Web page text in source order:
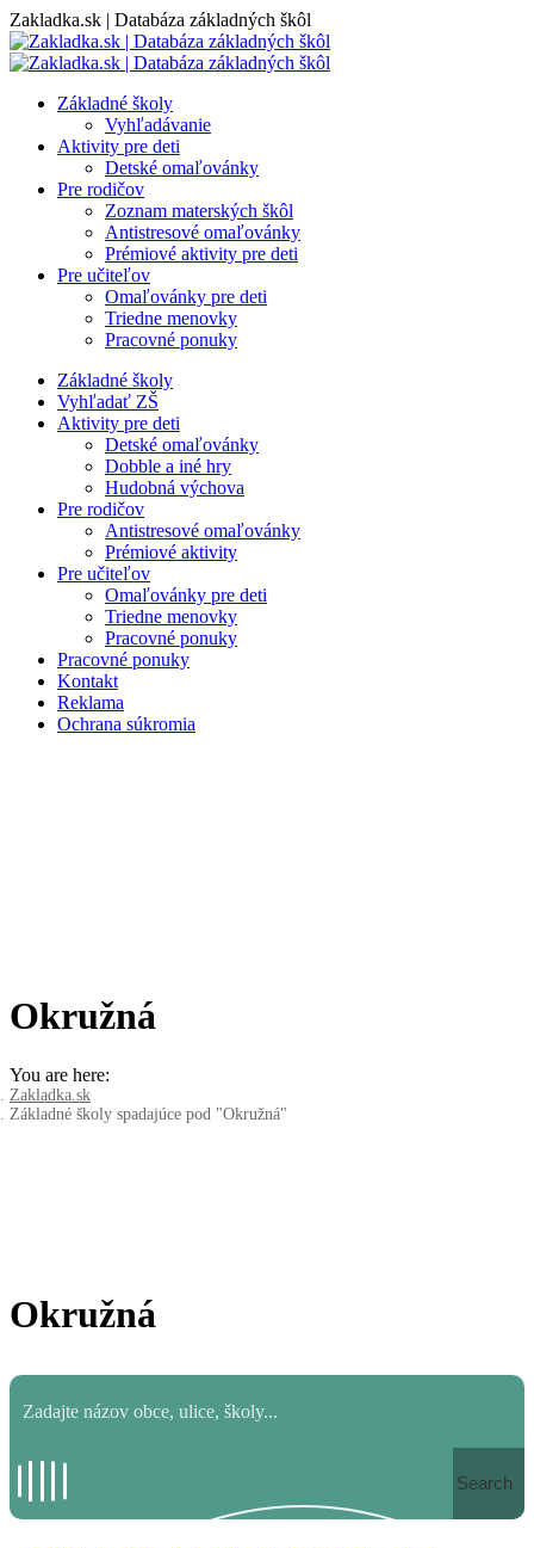
Skip
to
content
Zakladka.sk | Databáza základných škôl
Základné školy
Vyhľadávanie
Aktivity pre deti
Detské omaľovánky
Pre rodičov
Zoznam materských škôl
Antistresové omaľovánky
Prémiové aktivity pre deti
Pre učiteľov
Omaľovánky pre deti
Triedne menovky
Pracovné ponuky
Základné školy
Vyhľadať ZŠ
Aktivity pre deti
Detské omaľovánky
Dobble a iné hry
Hudobná výchova
Pre rodičov
Antistresové omaľovánky
Prémiové aktivity
Pre učiteľov
Omaľovánky pre deti
Triedne menovky
Pracovné ponuky
Pracovné ponuky
Kontakt
Reklama
Ochrana súkromia
Okružná
You are here:
Zakladka.sk
Základné školy spadajúce pod "Okružná"
Okružná
Search